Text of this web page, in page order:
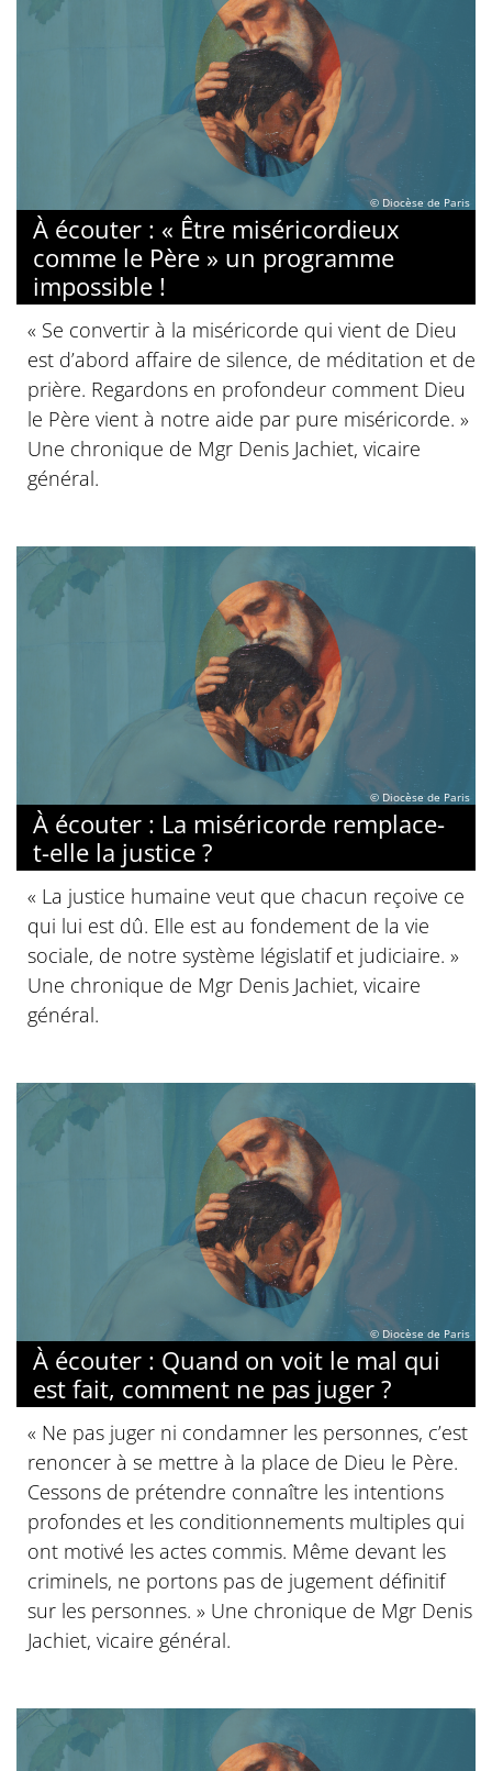
© Diocèse de Paris
À écouter : « Être miséricordieux
comme le Père » un programme
impossible !
« Se convertir à la miséricorde qui vient de Dieu
est d’abord affaire de silence, de méditation et de
prière. Regardons en profondeur comment Dieu
le Père vient à notre aide par pure miséricorde. »
Une chronique de Mgr Denis Jachiet, vicaire
général.
© Diocèse de Paris
À écouter : La miséricorde remplace-
t-elle la justice ?
« La justice humaine veut que chacun reçoive ce
qui lui est dû. Elle est au fondement de la vie
sociale, de notre système législatif et judiciaire. »
Une chronique de Mgr Denis Jachiet, vicaire
général.
© Diocèse de Paris
À écouter : Quand on voit le mal qui
est fait, comment ne pas juger ?
« Ne pas juger ni condamner les personnes, c’est
renoncer à se mettre à la place de Dieu le Père.
Cessons de prétendre connaître les intentions
profondes et les conditionnements multiples qui
ont motivé les actes commis. Même devant les
criminels, ne portons pas de jugement définitif
sur les personnes. » Une chronique de Mgr Denis
Jachiet, vicaire général.